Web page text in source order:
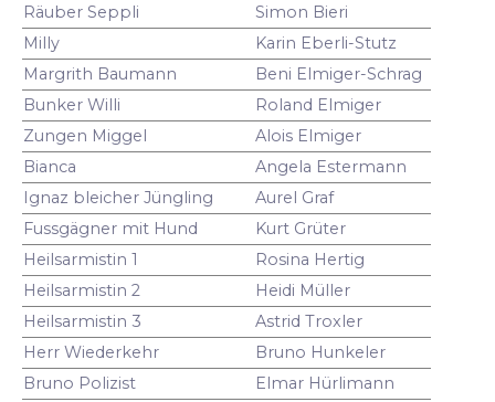
Räuber Seppli
Simon Bieri
Milly
Karin Eberli-Stutz
Margrith Baumann
Beni Elmiger-Schrag
Bunker Willi
Roland Elmiger
Zungen Miggel
Alois Elmiger
Bianca
Angela Estermann
Ignaz bleicher Jüngling
Aurel Graf
Fussgägner mit Hund
Kurt Grüter
Heilsarmistin 1
Rosina Hertig
Heilsarmistin 2
Heidi Müller
Heilsarmistin 3
Astrid Troxler
Herr Wiederkehr
Bruno Hunkeler
Bruno Polizist
Elmar Hürlimann